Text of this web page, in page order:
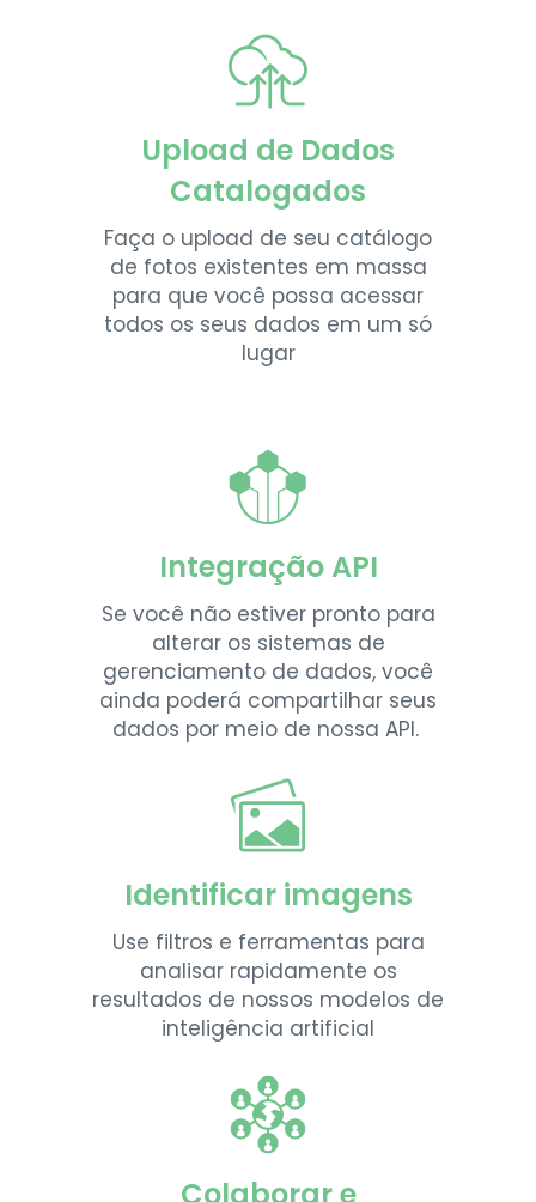
Upload de Dados
Catalogados
Faça o upload de seu catálogo
de fotos existentes em massa
para que você possa acessar
todos os seus dados em um só
lugar
Integração API
Se você não estiver pronto para
alterar os sistemas de
gerenciamento de dados, você
ainda poderá compartilhar seus
dados por meio de nossa API.
Identificar imagens
Use filtros e ferramentas para
analisar rapidamente os
resultados de nossos modelos de
inteligência artificial